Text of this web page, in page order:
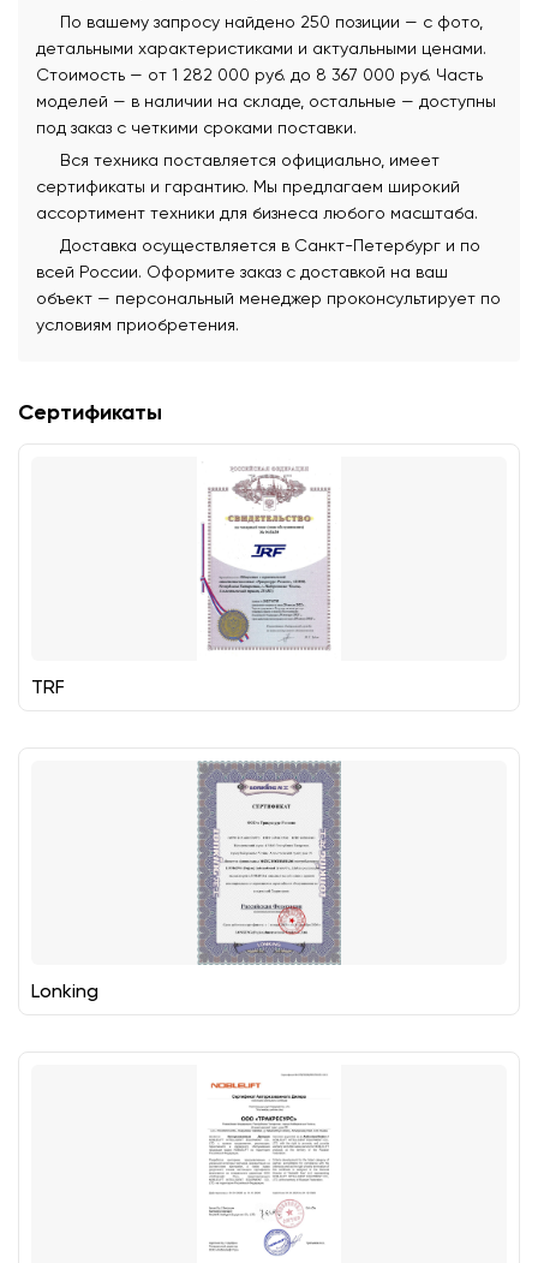
По вашему запросу найдено 250 позиции — с фото,
детальными характеристиками и актуальными ценами.
Стоимость — от 1 282 000 руб. до 8 367 000 руб. Часть
моделей — в наличии на складе, остальные — доступны
под заказ с четкими сроками поставки.
Вся техника поставляется официально, имеет
сертификаты и гарантию. Мы предлагаем широкий
ассортимент техники для бизнеса любого масштаба.
Доставка осуществляется в Санкт-Петербург и по
всей России. Оформите заказ с доставкой на ваш
объект — персональный менеджер проконсультирует по
условиям приобретения.
Сертификаты
TRF
Lonking